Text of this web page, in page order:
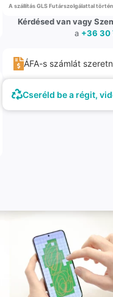
A szállítás GLS Futárszolgálattal
Kérdésed van vagy
a +36 30
ÁFA-s számlát
Cseréld be a régit,